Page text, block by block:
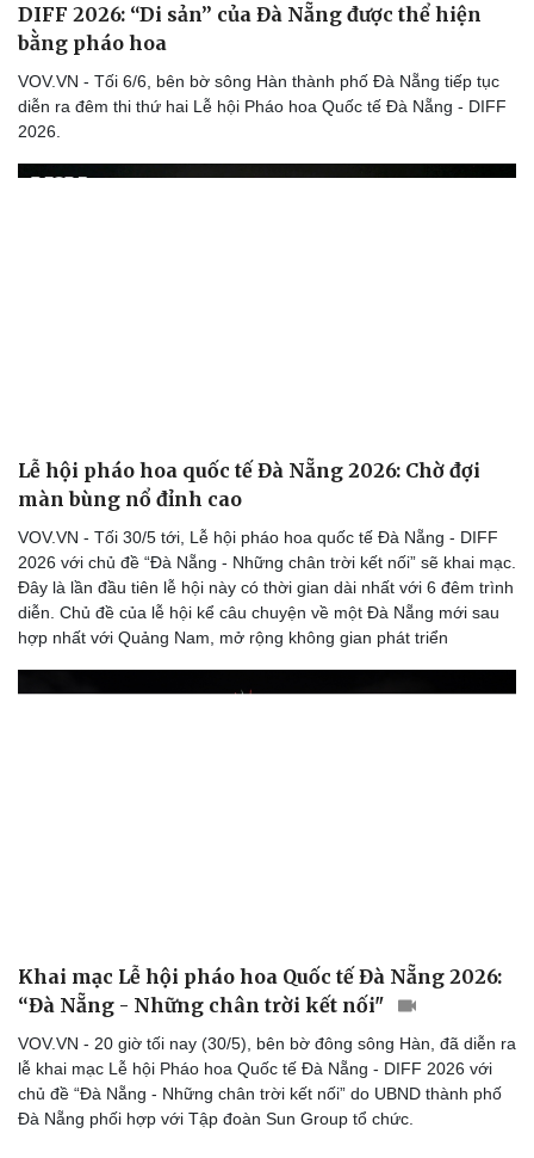
Du lịch
Tư vấn
Săn Tour
check-in
Podcast
Đọc truyện đêm khuya
Cửa sổ tình yêu
DIFF 2026: “Di sản” của Đà Nẵng được thể hiện
bằng pháo hoa
VOV.VN - Tối 6/6, bên bờ sông Hàn thành phố Đà Nẵng tiếp tục
diễn ra đêm thi thứ hai Lễ hội Pháo hoa Quốc tế Đà Nẵng - DIFF
2026.
Lễ hội pháo hoa quốc tế Đà Nẵng 2026: Chờ đợi
màn bùng nổ đỉnh cao
VOV.VN - Tối 30/5 tới, Lễ hội pháo hoa quốc tế Đà Nẵng - DIFF
2026 với chủ đề “Đà Nẵng - Những chân trời kết nối” sẽ khai mạc.
Đây là lần đầu tiên lễ hội này có thời gian dài nhất với 6 đêm trình
diễn. Chủ đề của lễ hội kể câu chuyện về một Đà Nẵng mới sau
hợp nhất với Quảng Nam, mở rộng không gian phát triển
Khai mạc Lễ hội pháo hoa Quốc tế Đà Nẵng 2026:
“Đà Nẵng - Những chân trời kết nối"
VOV.VN - 20 giờ tối nay (30/5), bên bờ đông sông Hàn, đã diễn ra
lễ khai mạc Lễ hội Pháo hoa Quốc tế Đà Nẵng - DIFF 2026 với
chủ đề “Đà Nẵng - Những chân trời kết nối” do UBND thành phố
Đà Nẵng phối hợp với Tập đoàn Sun Group tổ chức.